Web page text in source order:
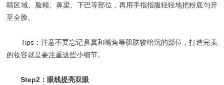
睛区域、脸颊、鼻梁、下巴等部位，再用手指指腹轻轻地把粉底匀开
至全脸。
Tips：注意不要忘记鼻翼和嘴角等肌肤较暗沉的部位，打造完美
的妆容就是要注重这些小细节。
Step2：眼线提亮双眼